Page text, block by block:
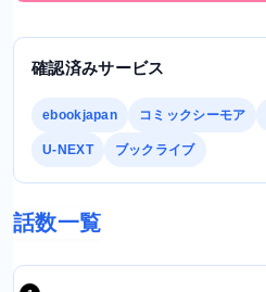
確認済みサービス
ebookjapan コミックシーモア
U-NEXT ブックライブ
話数一覧